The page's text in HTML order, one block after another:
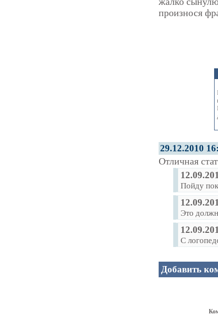
произнося
29.12.2010
Отличная
Пойду
Это
С
Добавить